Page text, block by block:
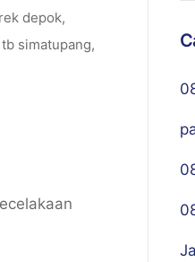
depok,
simatupang,